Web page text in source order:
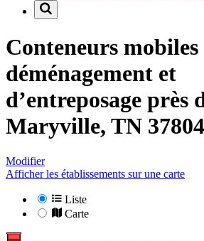
Conteneurs mobiles
déménagement et
d’entreposage près
Maryville, TN 37804
Modifier
Afficher les établissements sur une carte
Liste
Carte